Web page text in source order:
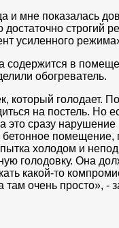
мне показалась
строгий
усиленного
содержится в
обогреватель.
который голодает.
на постель. Но
а это сразу
помещение,
холодом и
голодовку. Она
какой-то
там очень просто», -